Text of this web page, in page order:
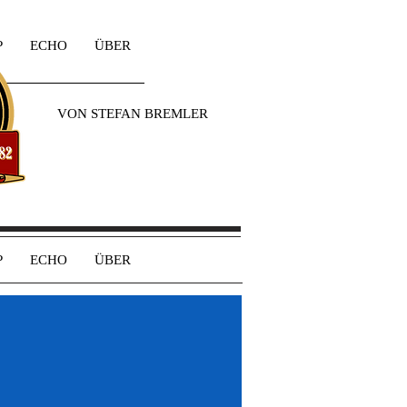
ECHO ÜBER
ECHO ÜBER
VON STEFAN BREMLER